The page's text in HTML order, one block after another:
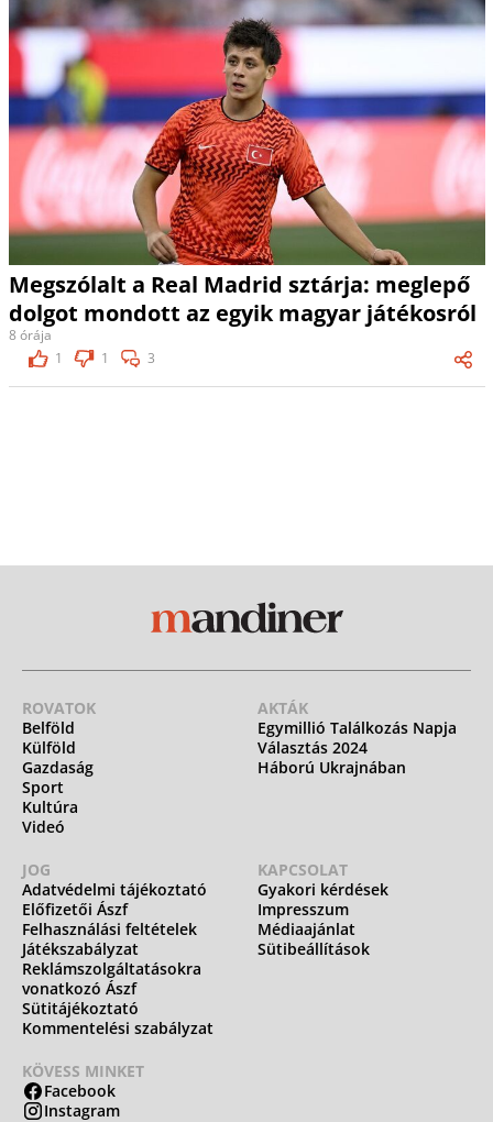
Megszólalt a Real Madrid sztárja: meglepő
dolgot mondott az egyik magyar játékosról
8 órája
1
1 3
ROVATOK
Belföld
Külföld
Gazdaság
Sport
Kultúra
Videó
AKTÁK
Egymillió Találkozás Napja
Választás 2024
Háború Ukrajnában
JOG
Adatvédelmi tájékoztató
Előfizetői Ászf
Felhasználási feltételek
Játékszabályzat
Reklámszolgáltatásokra
vonatkozó Ászf
Sütitájékoztató
Kommentelési szabályzat
KAPCSOLAT
Gyakori kérdések
Impresszum
Médiaajánlat
Sütibeállítások
KÖVESS MINKET
Facebook
Instagram